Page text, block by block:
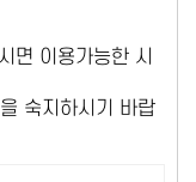
면 이용가능한 시
숙지하시기 바랍